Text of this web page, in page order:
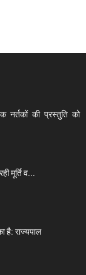
नर्तकों की प्रस्तुति को
मूर्ति व...
है: राज्यपाल